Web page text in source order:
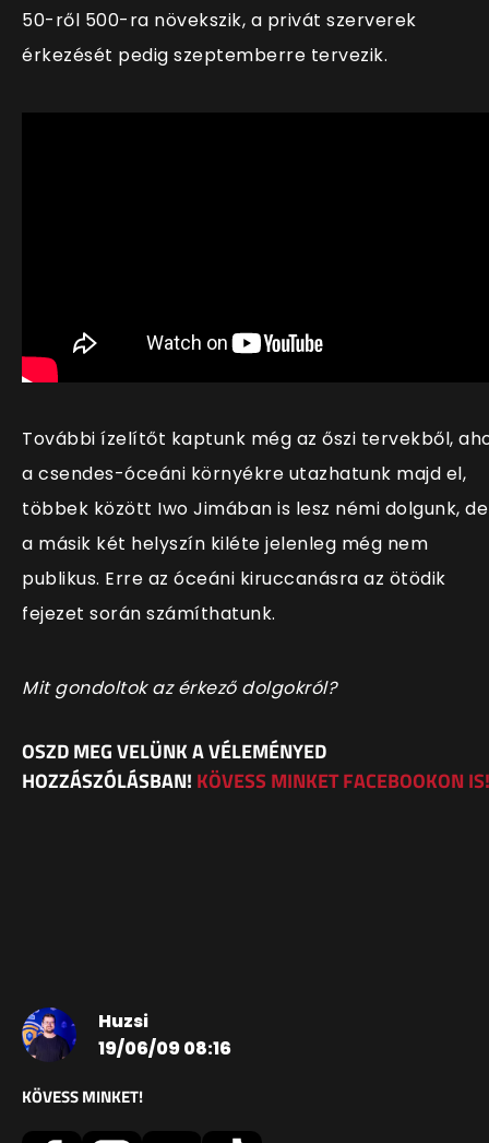
50-ről 500-ra növekszik, a privát szerverek
érkezését pedig szeptemberre tervezik.
További ízelítőt kaptunk még az őszi tervekből,
a csendes-óceáni környékre utazhatunk majd el,
többek között Iwo Jimában is lesz némi dolgunk, de
a másik két helyszín kiléte jelenleg még nem
publikus. Erre az óceáni kiruccanásra az ötödik
fejezet során számíthatunk.
Mit gondoltok az érkező dolgokról?
OSZD MEG VELÜNK A VÉLEMÉNYED
HOZZÁSZÓLÁSBAN! KÖVESS MINKET FACEBOOKON IS!
Huzsi
19/06/09 08:16
KÖVESS MINKET!